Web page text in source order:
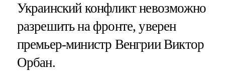
Украинский конфликт невозможно
разрешить на фронте, уверен
премьер-министр Венгрии Виктор
Орбан.